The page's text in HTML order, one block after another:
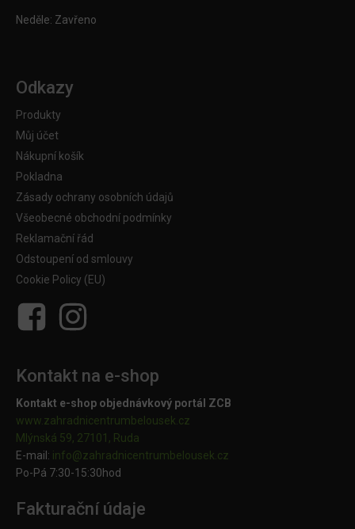
Neděle: Zavřeno
Odkazy
Produkty
Můj účet
Nákupní košík
Pokladna
Zásady ochrany osobních údajů
Všeobecné obchodní podmínky
Reklamační řád
Odstoupení od smlouvy
Cookie Policy (EU)
Kontakt na e-shop
Kontakt e-shop objednávkový portál ZCB
www.zahradnicentrumbelousek.cz
Mlýnská 59, 27101, Ruda
E-mail: info@zahradnicentrumbelousek. cz
Po-Pá 7:30-15:30hod
Fakturační údaje